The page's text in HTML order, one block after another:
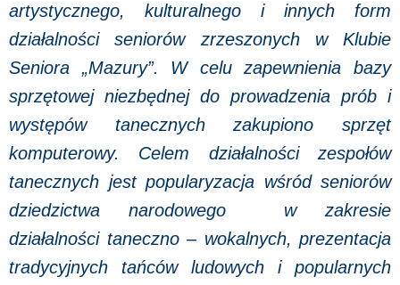
artystycznego, kulturalnego i innych form
działalności seniorów zrzeszonych w Klubie
Seniora „Mazury”. W celu zapewnienia bazy
sprzętowej niezbędnej do prowadzenia prób i
występów tanecznych zakupiono sprzęt
komputerowy. Celem działalności zespołów
tanecznych jest popularyzacja wśród seniorów
dziedzictwa narodowego w zakresie
działalności taneczno – wokalnych, prezentacja
tradycyjnych tańców ludowych i popularnych